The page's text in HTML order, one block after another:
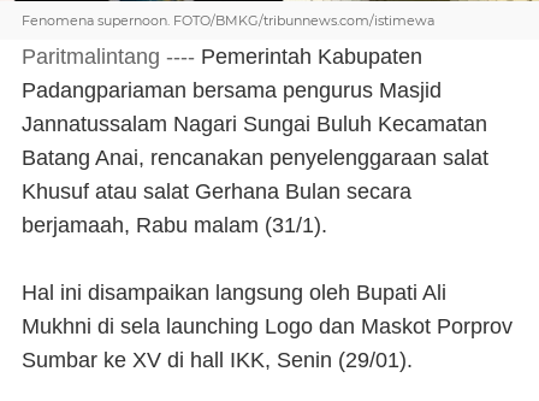
Fenomena supernoon. FOTO/BMKG/tribunnews.com/istimewa
Paritmalintang ---- Pemerintah Kabupaten
Padangpariaman bersama pengurus Masjid
Jannatussalam Nagari Sungai Buluh Kecamatan
Batang Anai, rencanakan penyelenggaraan salat
Khusuf atau salat Gerhana Bulan secara
berjamaah, Rabu malam (31/1).
Hal ini disampaikan langsung oleh Bupati Ali
Mukhni di sela launching Logo dan Maskot Porprov
Sumbar ke XV di hall IKK, Senin (29/01).